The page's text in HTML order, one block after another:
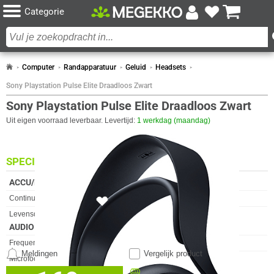
Categorie
Computer Randapparatuur Geluid Headsets
Sony Playstation Pulse Elite Draadloos Zwart
Sony Playstation Pulse Elite Draadloos Zwart
Uit eigen voorraad leverbaar. Levertijd: 1 werkdag (maandag)
Beschikbaar in onze
Vergelijk product
Meldingen
SPECIFICATIES
ACCU/BATTERIJ
Eigenschap
Continue audio-afspeeltijd
30 uur
Levensduur van de batterij
1800 min
AUDIO
Eigenschap Waarde
Frequentiebereik
20 - 20.000 Hz
Microfoon
DESIGN